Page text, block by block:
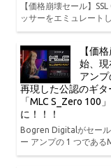
【価格崩壊セール】
ッサーをエミュレート
【価
始、
アンプ
再現した公認のギ
「MLC S_Zero 100
に！！！
Bogren Digitalがセール
ー アンプの 1 つである